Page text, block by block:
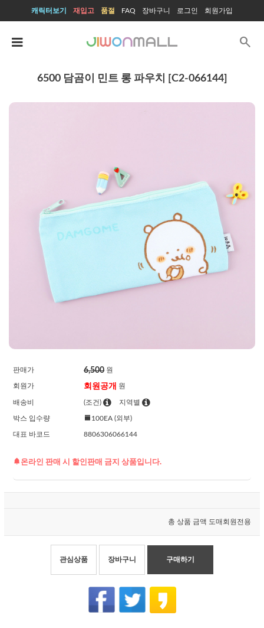
캐릭터보기 재입고 품절 FAQ 장바구니 로그인 회원가입
search
6500 담곰이 민트 롱 파우치 [C2-066144]
판매가 6,500원
회원가 회원공개 원
배송비 (조건) 지역별
박스 입수량 100EA (외부)
대표 바코드 8806306066144
온라인 판매 시 할인판매 금지 상품입니다.
총 상품 금액 도매회원전용
관심상품 장바구니 구매하기